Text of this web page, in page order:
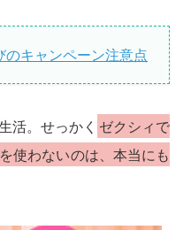
キャンペーン注意点
活。せっかく ゼクシィで
使わないのは、本当にも